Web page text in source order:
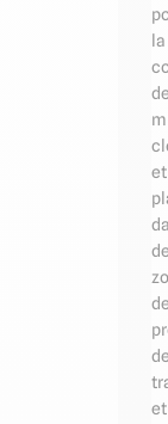
la
et
et